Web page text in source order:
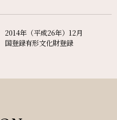
2014年（平成26年）12月
国登録有形文化財登録